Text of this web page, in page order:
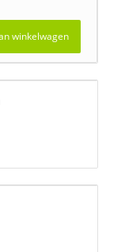
winkelwagen